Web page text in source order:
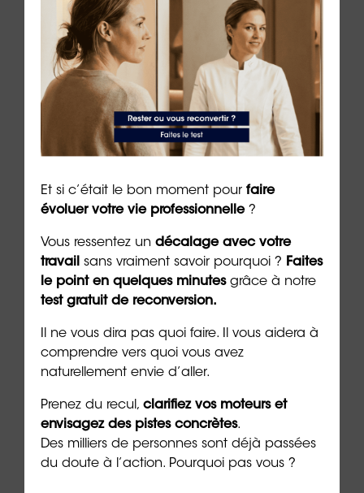
À lire sur le même thème
Managers épuisés : quand le
leadership devient un sport
d’endurance
7 min. de lecture
Les + consultés
Et si c’était le bon moment pour faire
évoluer votre vie professionnelle?
Vous ressentez un décalage avec votre
travail sans vraiment savoir pourquoi ? Faites
le point en quelques minutesgrâce à notre
test gratuit de reconversion.
Il ne vous dira pas quoi faire. Il vous aidera à
comprendre vers quoi vous avez
naturellement envie d’aller.
Prenez du recul, clarifiez vos moteurs et
envisagez des pistes concrètes.
Des milliers de personnes sont déjà passées
du doute à l’action. Pourquoi pas vous ?